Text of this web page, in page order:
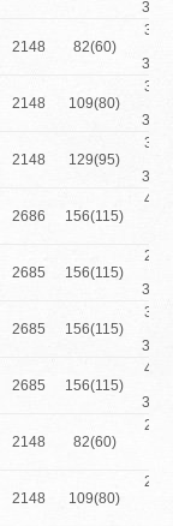
2148 82(60)
308
2148 109(80)
311
2148 129(95)
313
2686 156(115)
416
2685 156(115)
216
2685 156(115)
316
2685 156(115)
416
2148 82(60)
208
2148 109(80)
211